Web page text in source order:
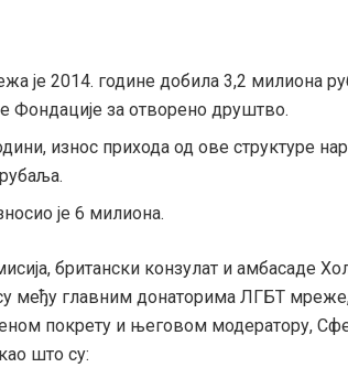
је 2014. године добила 3,2 милиона
Фондације за отворено друштво.
износ прихода од ове структуре
је 6 милиона.
британски конзулат и амбасаде
међу главним донаторима ЛГБТ
покрету и његовом модератору,
што су: